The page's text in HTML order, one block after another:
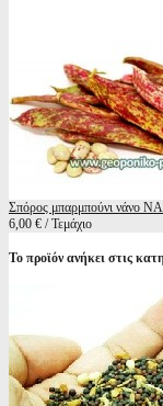
Σπόρος μπαρμπούνι νάνο
6,00 € / Τεμάχιο
Το προϊόν ανήκει στις